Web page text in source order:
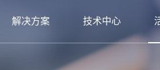
解决方案 技术中心